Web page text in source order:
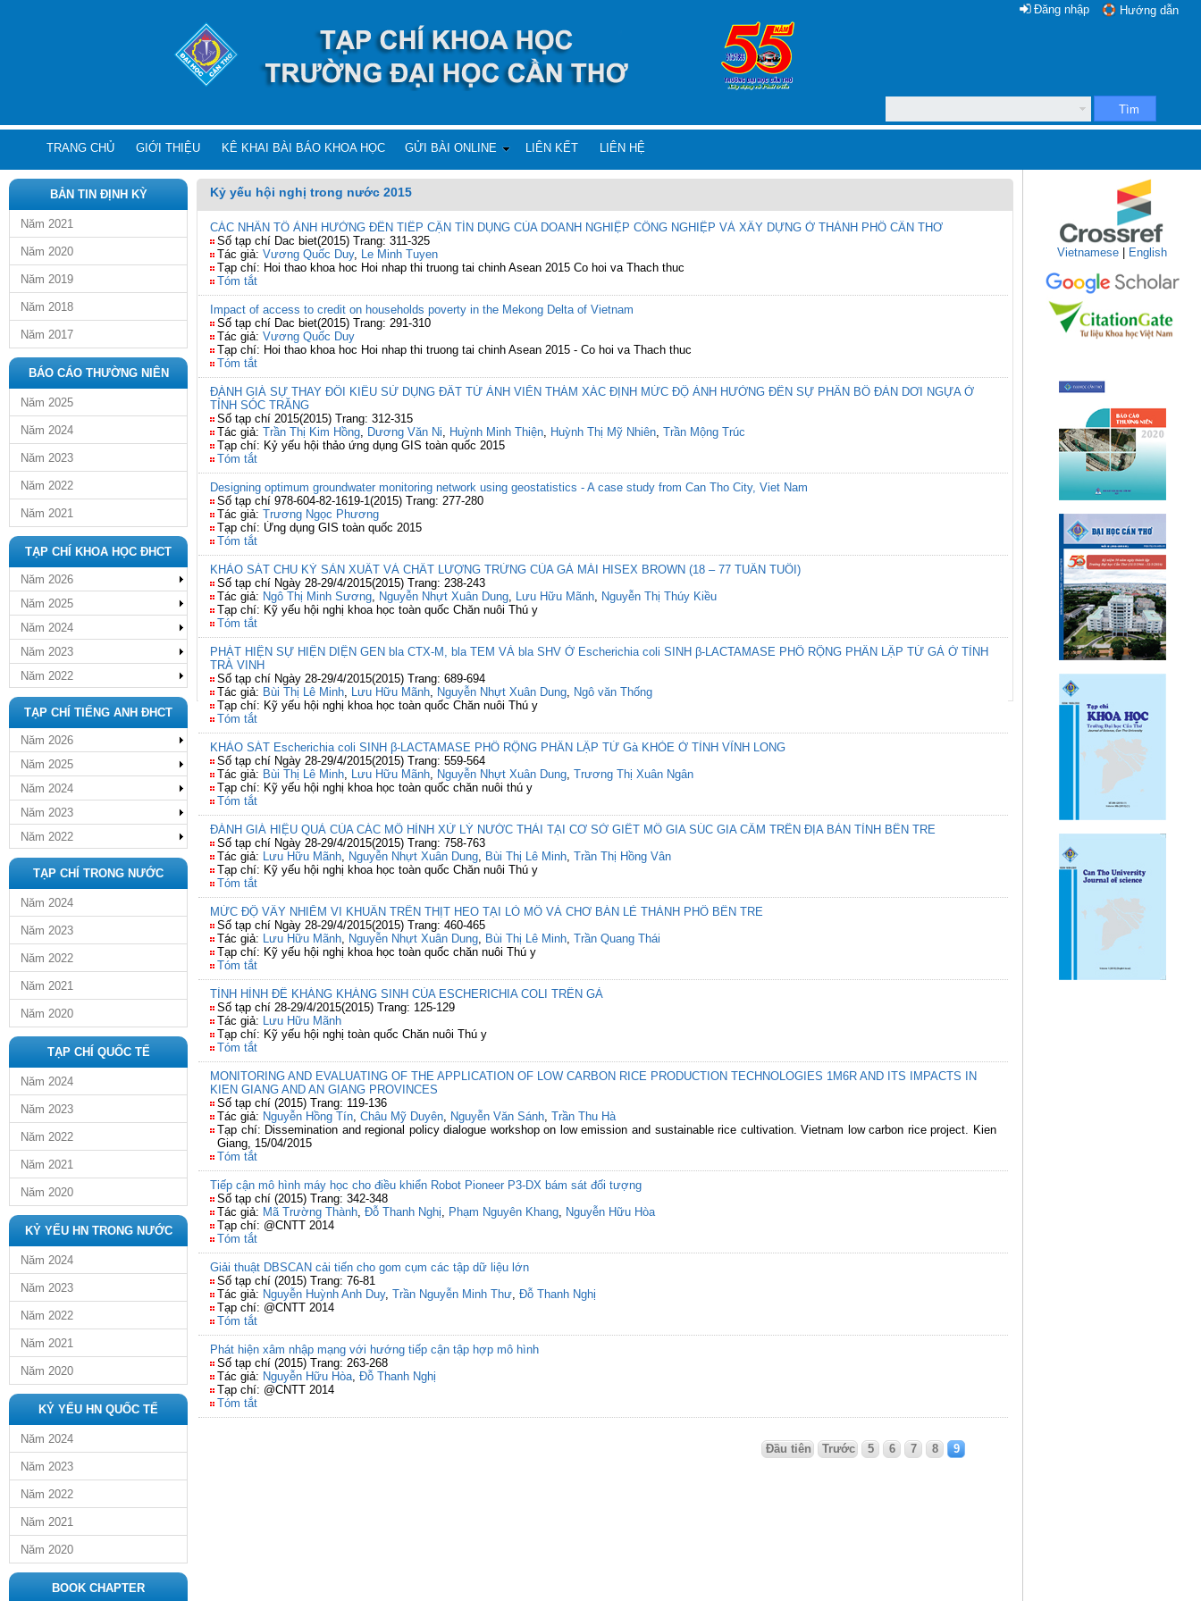
Hướng dẫn
Đăng nhập
Tìm
TRANG CHỦ GIỚI THIỆU KÊ KHAI BÀI BÁO KHOA HỌC GỬI BÀI ONLINE LIÊN KẾT LIÊN HỆ
BẢN TIN ĐỊNH KỲ
Năm 2021
Năm 2020
Năm 2019
Năm 2018
Năm 2017
BÁO CÁO THƯỜNG NIÊN
Năm 2025
Năm 2024
Năm 2023
Năm 2022
Năm 2021
TẠP CHÍ KHOA HỌC ĐHCT
Năm 2026
Năm 2025
Năm 2024
Năm 2023
Năm 2022
TẠP CHÍ TIẾNG ANH ĐHCT
Năm 2026
Năm 2025
Năm 2024
Năm 2023
Năm 2022
TẠP CHÍ TRONG NƯỚC
Năm 2024
Năm 2023
Năm 2022
Năm 2021
Năm 2020
TẠP CHÍ QUỐC TẾ
Năm 2024
Năm 2023
Năm 2022
Năm 2021
Năm 2020
KỶ YẾU HN TRONG NƯỚC
Năm 2024
Năm 2023
Năm 2022
Năm 2021
Năm 2020
KỶ YẾU HN QUỐC TẾ
Năm 2024
Năm 2023
Năm 2022
Năm 2021
Năm 2020
BOOK CHAPTER
Kỷ yếu hội nghị trong nước 2015
CÁC NHÂN TỐ ẢNH HƯỞNG ĐẾN TIẾP CẬN TÍN DỤNG CỦA DOANH NGHIỆP CÔNG NGHIỆP VÀ XÂY DỰNG Ở THÀNH PHỐ CẦN THƠ
Số tạp chí Dac biet(2015) Trang: 311-325
Tác giả: Vương Quốc Duy, Le Minh Tuyen
Tạp chí: Hoi thao khoa hoc Hoi nhap thi truong tai chinh Asean 2015 Co hoi va Thach thuc
Tóm tắt
Impact of access to credit on households poverty in the Mekong Delta of Vietnam
Số tạp chí Dac biet(2015) Trang: 291-310
Tác giả: Vương Quốc Duy
Tạp chí: Hoi thao khoa hoc Hoi nhap thi truong tai chinh Asean 2015 - Co hoi va Thach thuc
Tóm tắt
ĐÁNH GIÁ SỰ THAY ĐỔI KIỂU SỬ DỤNG ĐẤT TỪ ẢNH VIỄN THÁM XÁC ĐỊNH MỨC ĐỘ ẢNH HƯỞNG ĐẾN SỰ PHÂN BỐ ĐÀN DƠI NGỰA Ở
TỈNH SÓC TRĂNG
Số tạp chí 2015(2015) Trang: 312-315
Tác giả: Trần Thị Kim Hồng, Dương Văn Ni, Huỳnh Minh Thiện, Huỳnh Thị Mỹ Nhiên, Trần Mộng Trúc
Tạp chí: Kỷ yếu hội thảo ứng dụng GIS toàn quốc 2015
Tóm tắt
Designing optimum groundwater monitoring network using geostatistics - A case study from Can Tho City, Viet Nam
Số tạp chí 978-604-82-1619-1(2015) Trang: 277-280
Tác giả: Trương Ngọc Phương
Tạp chí: Ứng dụng GIS toàn quốc 2015
Tóm tắt
KHẢO SÁT CHU KỲ SẢN XUẤT VÀ CHẤT LƯỢNG TRỨNG CỦA GÀ MÁI HISEX BROWN (18 – 77 TUẦN TUỔI)
Số tạp chí Ngày 28-29/4/2015(2015) Trang: 238-243
Tác giả: Ngô Thị Minh Sương, Nguyễn Nhựt Xuân Dung, Lưu Hữu Mãnh, Nguyễn Thị Thúy Kiều
Tạp chí: Kỹ yếu hội nghị khoa học toàn quốc Chăn nuôi Thú y
Tóm tắt
PHÁT HIỆN SỰ HIỆN DIỆN GEN bla CTX-M, bla TEM VÀ bla SHV Ở Escherichia coli SINH β-LACTAMASE PHỔ RỘNG PHÂN LẬP TỪ GÀ Ở TỈNH
TRÀ VINH
Số tạp chí Ngày 28-29/4/2015(2015) Trang: 689-694
Tác giả: Bùi Thị Lê Minh, Lưu Hữu Mãnh, Nguyễn Nhựt Xuân Dung, Ngô văn Thống
Tạp chí: Kỹ yếu hội nghị khoa học toàn quốc Chăn nuôi Thú y
Tóm tắt
KHẢO SÁT Escherichia coli SINH β-LACTAMASE PHỔ RỘNG PHÂN LẬP TỪ Gà KHỎE Ở TỈNH VĨNH LONG
Số tạp chí Ngày 28-29/4/2015(2015) Trang: 559-564
Tác giả: Bùi Thị Lê Minh, Lưu Hữu Mãnh, Nguyễn Nhựt Xuân Dung, Trương Thị Xuân Ngân
Tạp chí: Kỹ yếu hội nghị khoa học toàn quốc chăn nuôi thú y
Tóm tắt
ĐÁNH GIÁ HIỆU QUẢ CỦA CÁC MÔ HÌNH XỬ LÝ NƯỚC THẢI TẠI CƠ SỞ GIẾT MỔ GIA SÚC GIA CẦM TRÊN ĐỊA BÀN TỈNH BẾN TRE
Số tạp chí Ngày 28-29/4/2015(2015) Trang: 758-763
Tác giả: Lưu Hữu Mãnh, Nguyễn Nhựt Xuân Dung, Bùi Thị Lê Minh, Trần Thị Hồng Vân
Tạp chí: Kỹ yếu hội nghị khoa học toàn quốc Chăn nuôi Thú y
Tóm tắt
MỨC ĐỘ VẤY NHIỄM VI KHUẨN TRÊN THỊT HEO TẠI LÒ MỔ VÀ CHƠ BÁN LẺ THÀNH PHỐ BẾN TRE
Số tạp chí Ngày 28-29/4/2015(2015) Trang: 460-465
Tác giả: Lưu Hữu Mãnh, Nguyễn Nhựt Xuân Dung, Bùi Thị Lê Minh, Trần Quang Thái
Tạp chí: Kỹ yếu hội nghị khoa học toàn quốc chăn nuôi Thú y
Tóm tắt
TÌNH HÌNH ĐỀ KHÁNG KHÁNG SINH CỦA ESCHERICHIA COLI TRÊN GÀ
Số tạp chí 28-29/4/2015(2015) Trang: 125-129
Tác giả: Lưu Hữu Mãnh
Tạp chí: Kỹ yếu hội nghị toàn quốc Chăn nuôi Thú y
Tóm tắt
MONITORING AND EVALUATING OF THE APPLICATION OF LOW CARBON RICE PRODUCTION TECHNOLOGIES 1M6R AND ITS IMPACTS IN
KIEN GIANG AND AN GIANG PROVINCES
Số tạp chí (2015) Trang: 119-136
Tác giả: Nguyễn Hồng Tín, Châu Mỹ Duyên, Nguyễn Văn Sánh, Trần Thu Hà
Tạp chí: Dissemination and regional policy dialogue workshop on low emission and sustainable rice cultivation. Vietnam low carbon rice project. Kien
Giang, 15/04/2015
Tóm tắt
Tiếp cận mô hình máy học cho điều khiển Robot Pioneer P3-DX bám sát đối tượng
Số tạp chí (2015) Trang: 342-348
Tác giả: Mã Trường Thành, Đỗ Thanh Nghị, Phạm Nguyên Khang, Nguyễn Hữu Hòa
Tạp chí: @CNTT 2014
Tóm tắt
Giải thuật DBSCAN cải tiến cho gom cụm các tập dữ liệu lớn
Số tạp chí (2015) Trang: 76-81
Tác giả: Nguyễn Huỳnh Anh Duy, Trần Nguyễn Minh Thư, Đỗ Thanh Nghị
Tạp chí: @CNTT 2014
Tóm tắt
Phát hiện xâm nhập mạng với hướng tiếp cận tập hợp mô hình
Số tạp chí (2015) Trang: 263-268
Tác giả: Nguyễn Hữu Hòa, Đỗ Thanh Nghị
Tạp chí: @CNTT 2014
Tóm tắt
Đầu tiên Trước 5 6 7 8 9
Vietnamese English